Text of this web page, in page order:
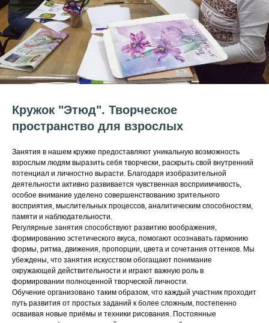
Кружок "Этюд". Творческое
пространство для взрослых
Занятия в нашем кружке предоставляют уникальную возможность
взрослым людям выразить себя творчески, раскрыть свой внутренний
потенциал и личностно вырасти. Благодаря изобразительной
деятельности активно развивается чувственная восприимчивость,
особое внимание уделено совершенствованию зрительного
восприятия, мыслительных процессов, аналитическим способностям,
памяти и наблюдательности.
Регулярные занятия способствуют развитию воображения,
формированию эстетического вкуса, помогают осознавать гармонию
формы, ритма, движения, пропорции, цвета и сочетания оттенков. Мы
убеждены, что занятия искусством обогащают понимание
окружающей действительности и играют важную роль в
формировании полноценной творческой личности.
Обучение организовано таким образом, что каждый участник проходит
путь развития от простых заданий к более сложным, постепенно
осваивая новые приёмы и техники рисования. Постоянные